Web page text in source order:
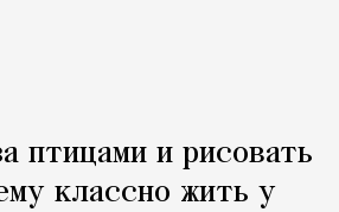
птицами и рисовать
классно жить у